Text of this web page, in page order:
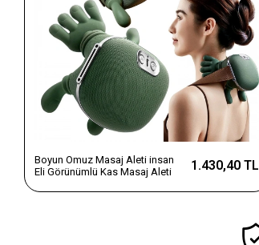
Boyun Omuz Masaj Aleti insan
Eli Görünümlü Kas Masaj Aleti
1.430,40 TL